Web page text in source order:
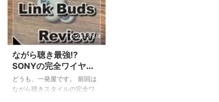
時間ランニングをしてしまう
愚か者で、前々から熱中症対
策のためのグッズを仕込んで
いました。 連日の猛暑でテレ
ビでも紹介された『SUOクー
ルリング18℃(SUOクールリン
グプラス18℃)』です。 という
わけで今回の記事ではSUOク
ールリング18℃についてサイ
2023/8/4
ながら聴き最強⁉
SONYの完全ワイヤレ
スイヤホン『Link
Buds』の超徹底レビュ
どうも、一発屋です。 前回は
ながら聴きスタイルの完全ワ